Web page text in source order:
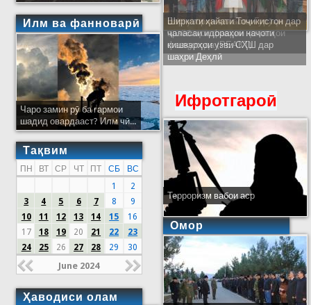
Илм ва фанноварӣ
Чаро замин рӯ ба гармои
шадид овардааст? Илм чӣ...
Тақвим
ПН ВТ СР ЧТ ПТ СБ
ВС
1
2
3
4 5 6 7 8
9
10
11 12 13 14 15
16
17
18 19 20 21 22
23
24
25 26 27 28 29 30
June 2024
Ҳаводиси олам
Ширкати ҳайати Тоҷикистон дар
ҷаласаи идораҳои наҷоти
кишварҳои узви СҲШ дар
шаҳри Деҳлӣ
Ифротгароӣ
Терроризм вабои аср
Омор